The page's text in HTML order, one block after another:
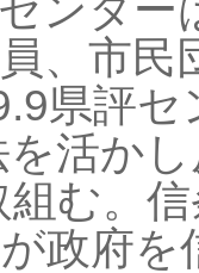
ンタ
、市
県評
活か
む。
政府